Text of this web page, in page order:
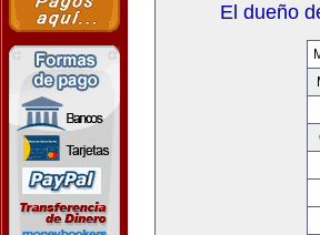
El dueño